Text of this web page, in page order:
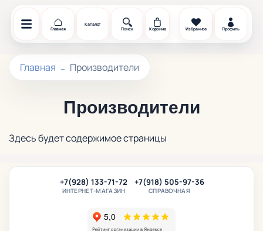
Главная
Каталог
Поиск
Корзина Избранное Профиль
Главная Производители
Производители
Здесь будет содержимое страницы
+7(928) 133-71-72
ИНТЕРНЕТ-МАГАЗИН
+7(918) 505-97-36
СПРАВОЧНАЯ